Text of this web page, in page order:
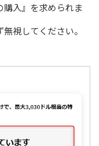
入』を求められま
視してください。